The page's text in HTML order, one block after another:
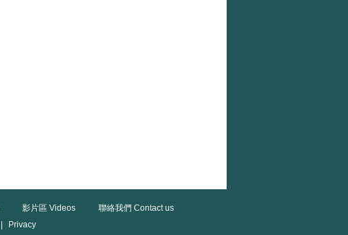
影片區 Videos
聯絡我們 Contact us
Privacy